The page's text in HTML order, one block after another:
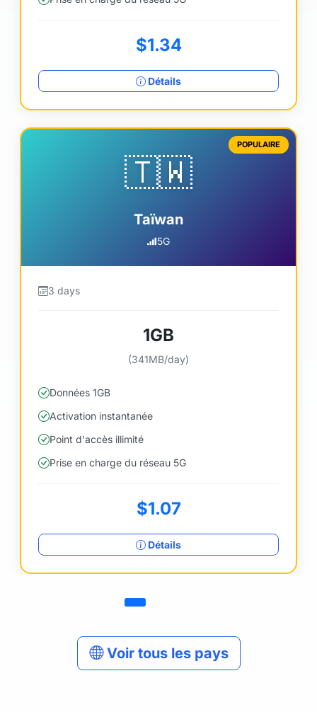
$1.34
Détails
POPULAIRE
🇹🇼
Taïwan
5G
3 days
1GB
(341MB/day)
Données 1GB
Activation instantanée
Point d'accès illimité
Prise en charge du réseau 5G
$1.07
Détails
Voir tous les pays